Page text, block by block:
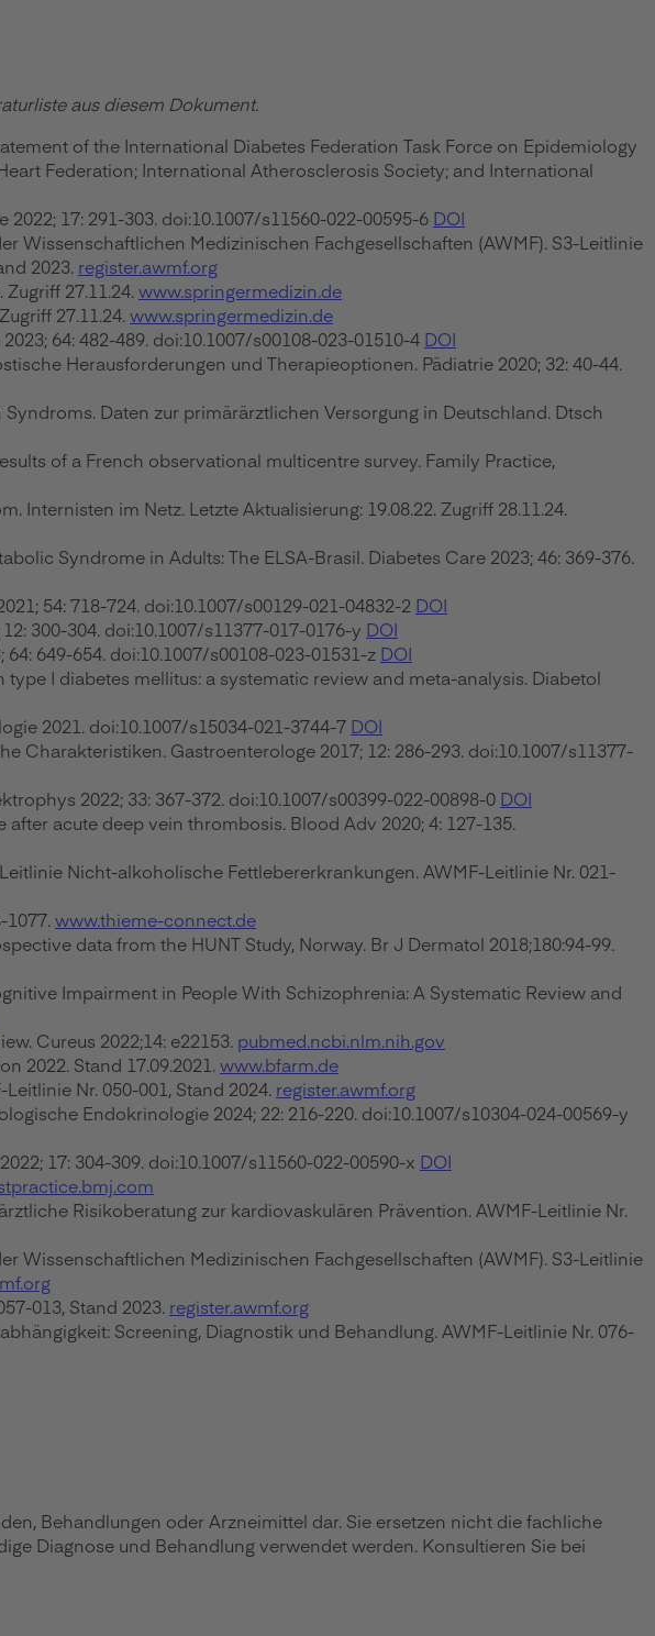
aus diesem Dokument.
of the International Diabetes Federation Task Force on Epidemiology
Federation; International Atherosclerosis Society; and International
17: 291-303. doi:10.1007/s11560-022-00595-6 DOI
Wissenschaftlichen Medizinischen Fachgesellschaften (AWMF). S3-Leitlinie
2023. register.awmf.org
27.11.24. www.springermedizin.de
27.11.24. www.springermedizin.de
64: 482-489. doi:10.1007/s00108-023-01510-4 DOI
Herausforderungen und Therapieoptionen. Pädiatrie 2020; 32: 40-44.
Daten zur primärärztlichen Versorgung in Deutschland. Dtsch
of a French observational multicentre survey. Family Practice,
im Netz. Letzte Aktualisierung: 19.08.22. Zugriff 28.11.24.
Syndrome in Adults: The ELSA-Brasil. Diabetes Care 2023; 46: 369-376.
54: 718-724. doi:10.1007/s00129-021-04832-2 DOI
300-304. doi:10.1007/s11377-017-0176-y DOI
649-654. doi:10.1007/s00108-023-01531-z DOI
I diabetes mellitus: a systematic review and meta-analysis. Diabetol
2021. doi:10.1007/s15034-021-3744-7 DOI
Charakteristiken. Gastroenterologe 2017; 12: 286-293. doi:10.1007/s11377-
2022; 33: 367-372. doi:10.1007/s00399-022-00898-0 DOI
acute deep vein thrombosis. Blood Adv 2020; 4: 127-135.
Nicht-alkoholische Fettlebererkrankungen. AWMF-Leitlinie Nr. 021-
www.thieme-connect.de
data from the HUNT Study, Norway. Br J Dermatol 2018;180:94-99.
Impairment in People With Schizophrenia: A Systematic Review and
Cureus 2022;14: e22153. pubmed.ncbi.nlm.nih.gov
2022. Stand 17.09.2021. www.bfarm.de
Nr. 050-001, Stand 2024. register.awmf.org
Endokrinologie 2024; 22: 216-220. doi:10.1007/s10304-024-00569-y
17: 304-309. doi:10.1007/s11560-022-00590-x DOI
Risikoberatung zur kardiovaskulären Prävention. AWMF-Leitlinie Nr.
Wissenschaftlichen Medizinischen Fachgesellschaften (AWMF). S3-Leitlinie
013, Stand 2023. register.awmf.org
Screening, Diagnostik und Behandlung. AWMF-Leitlinie Nr. 076-
Behandlungen oder Arzneimittel dar. Sie ersetzen nicht die fachliche
Diagnose und Behandlung verwendet werden. Konsultieren Sie bei